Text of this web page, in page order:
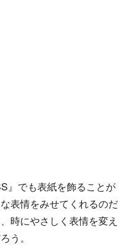
』でも表紙を飾ることが
表情をみせてくれるのだ
時にやさしく表情を変え
う。